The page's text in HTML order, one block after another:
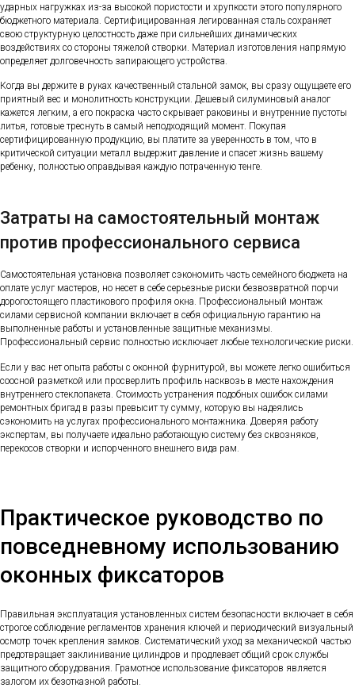
ударных нагружках из-за высокой пористости и хрупкости этого популярного
бюджетного материала. Сертифицированная легированная сталь сохраняет
свою структурную целостность даже при сильнейших динамических
воздействиях со стороны тяжелой створки. Материал изготовления напрямую
определяет долговечность запирающего устройства.
Когда вы держите в руках качественный стальной замок, вы сразу ощущаете его
приятный вес и монолитность конструкции. Дешевый силуминовый аналог
кажется легким, а его покраска часто скрывает раковины и внутренние пустоты
литья, готовые треснуть в самый неподходящий момент. Покупая
сертифицированную продукцию, вы платите за уверенность в том, что в
критической ситуации металл выдержит давление и спасет жизнь вашему
ребенку, полностью оправдывая каждую потраченную тенге.
Затраты на самостоятельный монтаж
против профессионального сервиса
Самостоятельная установка позволяет сэкономить часть семейного бюджета на
оплате услуг мастеров, но несет в себе серьезные риски безвозвратной порчи
дорогостоящего пластикового профиля окна. Профессиональный монтаж
силами сервисной компании включает в себя официальную гарантию на
выполненные работы и установленные защитные механизмы.
Профессиональный сервис полностью исключает любые технологические риски.
Если у вас нет опыта работы с оконной фурнитурой, вы можете легко ошибиться
соосной разметкой или просверлить профиль насквозь в месте нахождения
внутреннего стеклопакета. Стоимость устранения подобных ошибок силами
ремонтных бригад в разы превысит ту сумму, которую вы надеялись
сэкономить на услугах профессионального монтажника. Доверяя работу
экспертам, вы получаете идеально работающую систему без сквозняков,
перекосов створки и испорченного внешнего вида рам.
Практическое руководство по
повседневному использованию
оконных фиксаторов
Правильная эксплуатация установленных систем безопасности включает в себя
строгое соблюдение регламентов хранения ключей и периодический визуальный
осмотр точек крепления замков. Систематический уход за механической частью
предотвращает заклинивание цилиндров и продлевает общий срок службы
защитного оборудования. Грамотное использование фиксаторов является
залогом их безотказной работы.